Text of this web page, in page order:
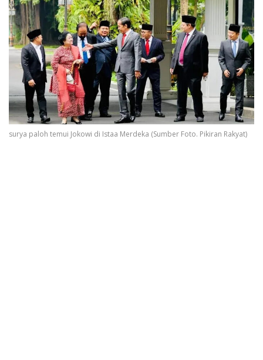
surya paloh temui Jokowi di Istaa Merdeka (Sumber Foto. Pikiran Rakyat)